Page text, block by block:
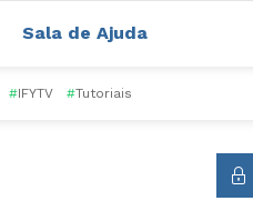
Sala de Ajuda
#IFYTV #Tutoriais